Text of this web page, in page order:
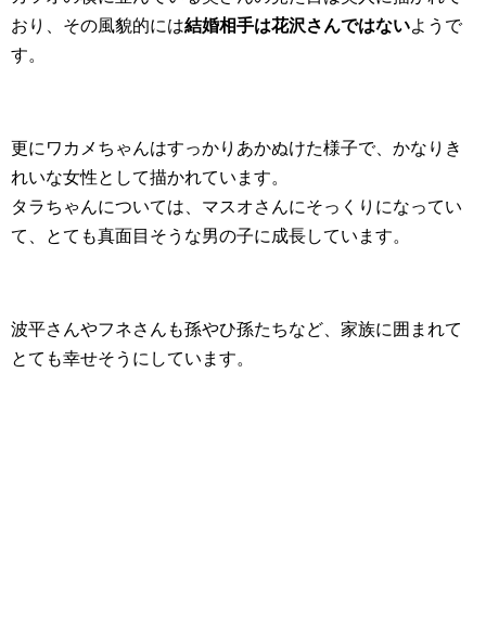
おり、その風貌的には結婚相手は花沢さんではないようで
す。
更にワカメちゃんはすっかりあかぬけた様子で、かなりき
れいな女性として描かれています。
タラちゃんについては、マスオさんにそっくりになってい
て、とても真面目そうな男の子に成長しています。
波平さんやフネさんも孫やひ孫たちなど、家族に囲まれて
とても幸せそうにしています。